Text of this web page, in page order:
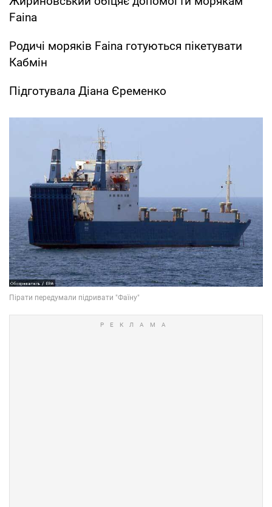
Faina
Родичі моряків Faina готуються пікетувати
Кабмін
Підготувала Діана Єременко